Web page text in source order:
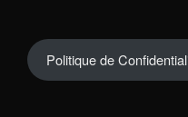
Politique de